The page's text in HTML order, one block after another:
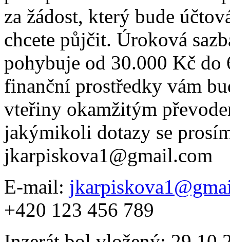
za žádost, který bude
chcete půjčit. Úroková
pohybuje od 30.000 Kč do
finanční prostředky vám
vteřiny okamžitým
jakýmikoli dotazy se
jkarpiskova1@gmail.com
E-mail:
+420 123 456 789